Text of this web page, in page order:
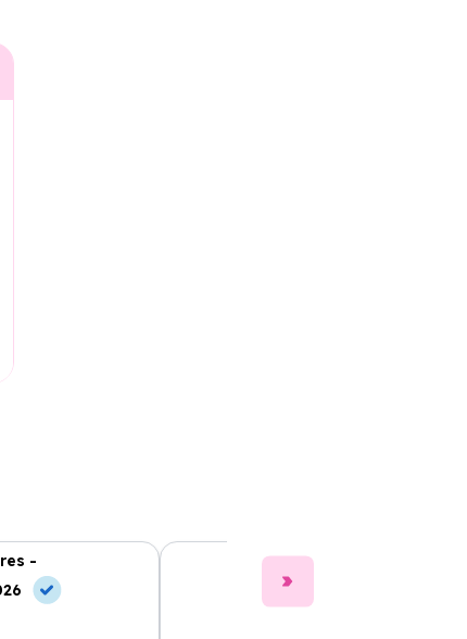
-
Clara Gómez -
10 Jul, 2026